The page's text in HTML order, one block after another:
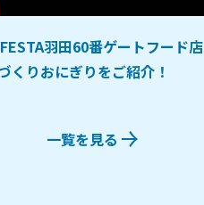
羽田60番ゲートフード店
くりおにぎりをご紹介！
一覧を見る